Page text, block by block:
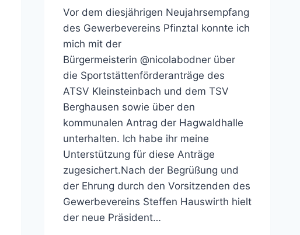
Vor dem diesjährigen Neujahrsempfang
des Gewerbevereins Pfinztal konnte ich
mich mit der
Bürgermeisterin @nicolabodner über
die Sportstättenförderanträge des
ATSV Kleinsteinbach und dem TSV
Berghausen sowie über den
kommunalen Antrag der Hagwaldhalle
unterhalten. Ich habe ihr meine
Unterstützung für diese Anträge
zugesichert.Nach der Begrüßung und
der Ehrung durch den Vorsitzenden des
Gewerbevereins Steffen Hauswirth hielt
der neue Präsident…